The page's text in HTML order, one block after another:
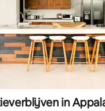
in